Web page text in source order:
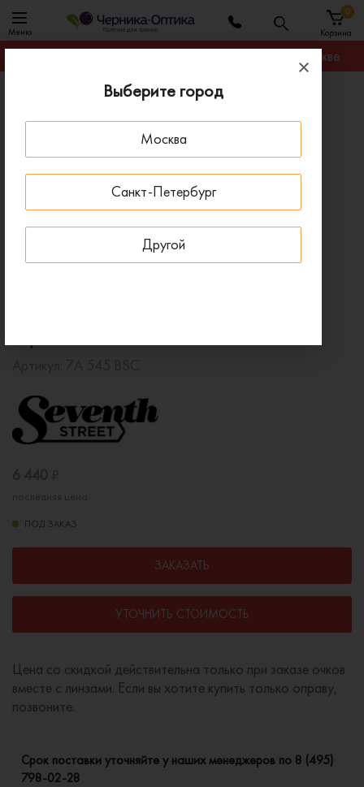
Выберите город
Москва
Санкт-Петербург
Другой
Меню Корзина
0
Гарантируем лучшую цену на любую оправу в Москве
Оправы для очков
Оправа 7th Street 7A 545 BSC
ПОД ЗАКАЗ
ЗАКАЗАТЬ
УТОЧНИТЬ СТОИМОСТЬ
Цена со скидкой действительна только при заказе очков
вместе с линзами. Если вы хотите купить только оправу,
позвоните.
Cрок поставки уточняйте у наших менеджеров по 8 (495)
798-02-28
ПОД ЗАКАЗ